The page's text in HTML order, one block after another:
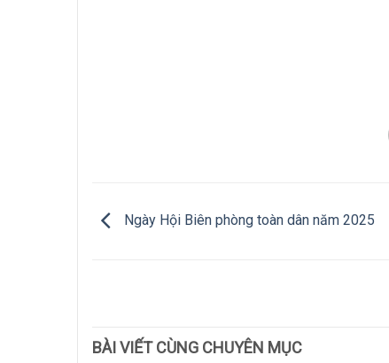
Ngày Hội Biên phòng toàn dân năm 2025
BÀI VIẾT CÙNG CHUYÊN MỤC